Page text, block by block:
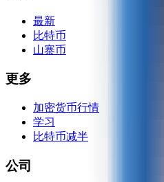
最新
比特币
山寨币
更多
加密货币行情
学习
比特币减半
公司